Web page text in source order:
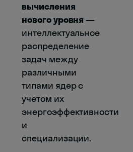
вычисления
нового уровня —
интеллектуальное
распределение
задач между
различными
типами ядер с
учетом их
энергоэффективности
и
специализации.